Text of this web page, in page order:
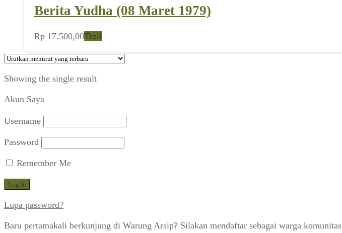
Berita Yudha (08 Maret 1979)
Rp 17.500,00Troli
Showing the single result
Akun Saya
Username
Password
Remember Me
Lupa password?
Baru pertamakali berkunjung di Warung Arsip? Silakan mendaftar sebagai warga komunitas